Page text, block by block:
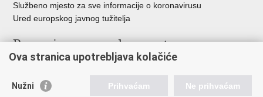
Službeno mjesto za sve informacije o koronavirusu
Ured europskog javnog tužitelja
Poveznice pravosudnog sustava
Državno odvjetništvo
Ured za suzbijanje korupcije i organiziranog kriminaliteta
Ova stranica upotrebljava kolačiće
Nužni Prihvaćam Ne prihvaćam